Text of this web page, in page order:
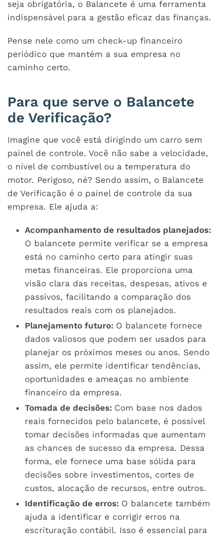
seja obrigatória, o Balancete é uma ferramenta
indispensável para a gestão eficaz das finanças.
Pense nele como um check-up financeiro
periódico que mantém a sua empresa no
caminho certo.
Para que serve o Balancete
de Verificação?
Imagine que você está dirigindo um carro sem
painel de controle. Você não sabe a velocidade,
o nível de combustível ou a temperatura do
motor. Perigoso, né? Sendo assim, o Balancete
de Verificação é o painel de controle da sua
empresa. Ele ajuda a:
Acompanhamento de resultados planejados:
O balancete permite verificar se a empresa
está no caminho certo para atingir suas
metas financeiras. Ele proporciona uma
visão clara das receitas, despesas, ativos e
passivos, facilitando a comparação dos
resultados reais com os planejados.
Planejamento futuro: O balancete fornece
dados valiosos que podem ser usados para
planejar os próximos meses ou anos. Sendo
assim, ele permite identificar tendências,
oportunidades e ameaças no ambiente
financeiro da empresa.
Tomada de decisões: Com base nos dados
reais fornecidos pelo balancete, é possível
tomar decisões informadas que aumentam
as chances de sucesso da empresa. Dessa
forma, ele fornece uma base sólida para
decisões sobre investimentos, cortes de
custos, alocação de recursos, entre outros.
Identificação de erros: O balancete também
ajuda a identificar e corrigir erros na
escrituração contábil. Isso é essencial para